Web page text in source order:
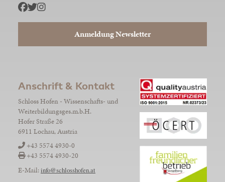
Anmeldung Newsletter
Anschrift & Kontakt
Schloss Hofen - Wissenschafts- und
Weiterbildungsges.m.b.H.
Hofer Straße 26
6911 Lochau, Austria
+43 5574 4930-0
+43 5574 4930-20
E-Mail: info@schlosshofen.at